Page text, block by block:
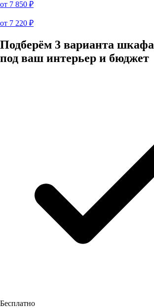
от 7 850 ₽
от 7 220 ₽
Подберём 3 варианта шкафа
под ваш интерьер и бюджет
Бесплатно